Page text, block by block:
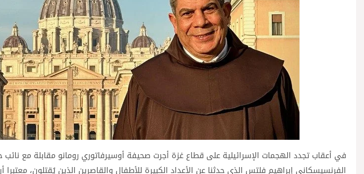
في أعقاب تجدد الهجمات الإسرائيلية على قطاع غزة أجرت صحيفة أوسيرفاتوري رومانو مقابلة مع
الفرنسيسكاني إبراهيم فلتس الذي حدثنا عن الأعداد الكبيرة للأطفال والقاصرين الذين يُقتلون،